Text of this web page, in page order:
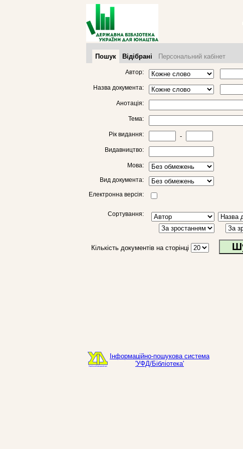
Пошук Відібрані Персональний кабінет
Автор:
Назва документа:
Анотація:
Тема:
Рік видання: -
Видавництво:
Мова:
Вид документа:
Електронна версія:
Сортування:
Кількість документів на сторінці
Інформаційно-пошукова система
'УФД/Бібліотека'